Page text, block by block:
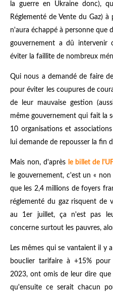
la guerre en Ukraine donc),
Réglementé de Vente du Gaz)
n'aura échappé à personne que
gouvernement a dû intervenir
éviter la faillite de nombreux
Qui nous a demandé de faire
pour éviter les coupures de
de leur mauvaise gestion
même gouvernement qui fait la
10 organisations et
lui demande de repousser la fin
Mais non, d'après le billet de
le gouvernement, c'est un «
que les 2,4 millions de foyers
réglementé du gaz risquent de
au 1er juillet, ça n'est pas
concerne surtout les pauvres,
Les mêmes qui se vantaient il y
bouclier tarifaire à +15%
2023, ont omis de leur dire
qu'ensuite ce serait chacun